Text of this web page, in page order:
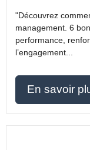
"Découvrez
management. 6
performance,
l’engagement...
En savoir